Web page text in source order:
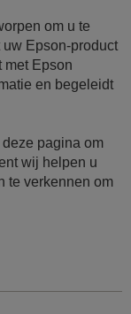
om u te
Epson-product
met Epson
en begeleidt
pagina om
wij helpen u
te verkennen om